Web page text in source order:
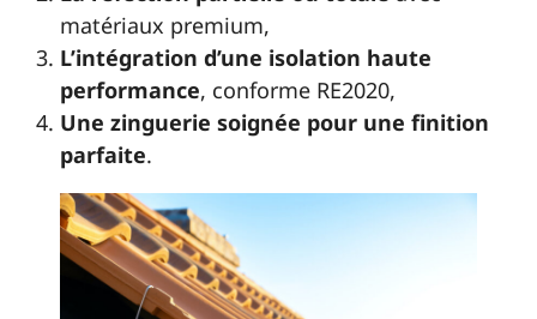
matériaux premium,
L’intégration d’une isolation haute
performance, conforme RE2020,
Une zinguerie soignée pour une finition
parfaite.